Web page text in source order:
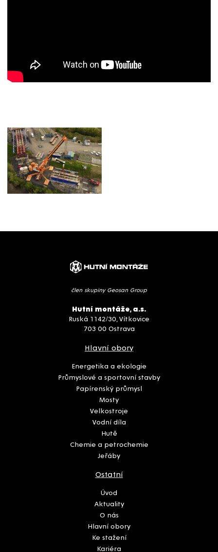
člen skupiny Geosan Group
Hutní montáže, a.s.
Ruská 1142/30, Vítkovice
703 00 Ostrava
Hlavní obory
Energetika a ekologie
Průmyslové a sportovní stavby
Papírenský průmysl
Mosty
Velkostroje
Vodní díla
Hutě
Chemie a petrochemie
Jeřáby
Ostatní
Úvod
Aktuality
O nás
Hlavní obory
Ke stažení
Kariéra